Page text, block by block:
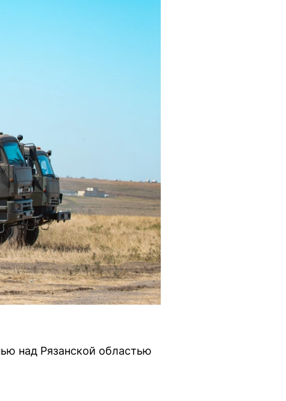
над Рязанской областью